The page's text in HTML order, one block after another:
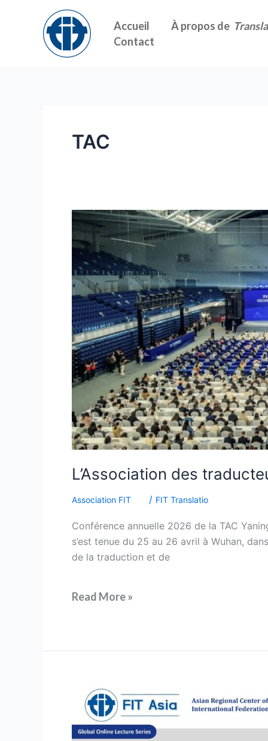
Accueil À propos de
Contact
TAC
L’Association des
Association FIT / FIT Translatio
Conférence annuelle 2026 de la TAC
s’est tenue du 25 au 26 avril à Wuhan,
de la traduction et de
L’Association
des
traducteurs
de
Chine
tient
sa
conférence
annuelle
2026
Read More »
Conférence
inaugurale
FIT